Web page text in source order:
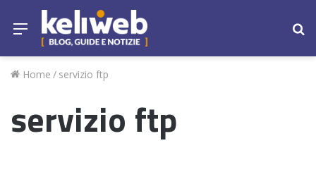
Menu
Home / servizio ftp
servizio ftp